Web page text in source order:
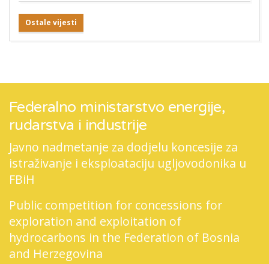
Ostale vijesti
Federalno ministarstvo energije,
rudarstva i industrije
Javno nadmetanje za dodjelu koncesije za
istraživanje i eksploataciju ugljovodonika u
FBiH
Public competition for concessions for
exploration and exploitation of
hydrocarbons in the Federation of Bosnia
and Herzegovina